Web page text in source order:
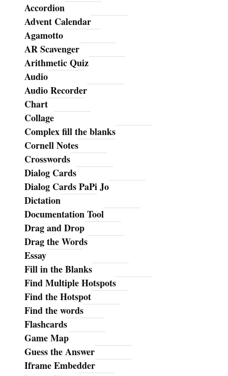
Accordion
Advent Calendar
Agamotto
AR Scavenger
Arithmetic Quiz
Audio
Audio Recorder
Chart
Collage
Complex fill the blanks
Cornell Notes
Crosswords
Dialog Cards
Dialog Cards PaPi Jo
Dictation
Documentation Tool
Drag and Drop
Drag the Words
Essay
Fill in the Blanks
Find Multiple Hotspots
Find the Hotspot
Find the words
Flashcards
Game Map
Guess the Answer
Iframe Embedder